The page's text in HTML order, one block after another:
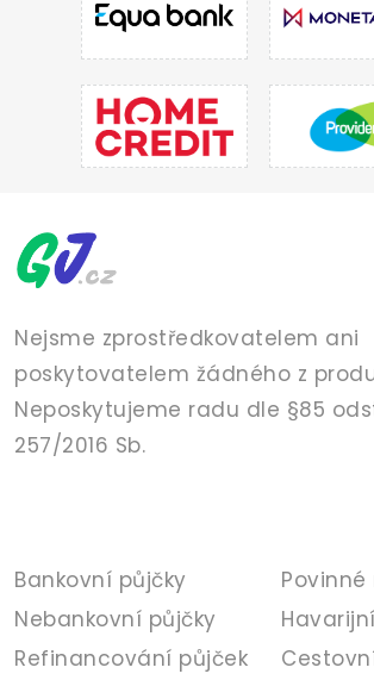
Nejsme zprostředkovatelem ani
poskytovatelem žádného z
Neposkytujeme radu dle §85
257/2016 Sb.
Bankovní půjčky
Nebankovní půjčky
Refinancování půjček